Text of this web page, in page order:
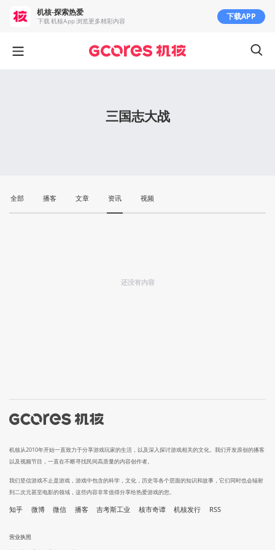
三国志大战
全部 播客 文章 资讯 视频
还没有内容
机核从2010年开始一直致力于分享游戏玩家的生活，以及深入探讨游戏相关的文化。我们开发原创的播客
以及视频节目，一直在不断寻找民间高质量的内容创作者。
我们坚信游戏不止是游戏，游戏中包含的科学，文化，历史等各个层面的知识和故事，它们同时也会辐射
到二次元甚至电影的领域，这些内容非常值得分享给热爱游戏的您。
知乎 微博 微信 播客 吉考斯工业 核市奇谭 机核发行 RSS
营业执照
机核-探索热爱
下载 机核App 浏览更多精彩内容 下载APP